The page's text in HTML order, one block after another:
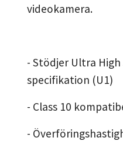
videokamera.
- Stödjer Ultra High
specifikation (U1)
- Class 10
-